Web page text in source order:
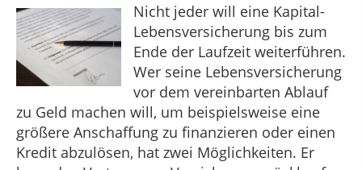
Nicht jeder will eine Kapital-
Lebensversicherung bis zum
Ende der Laufzeit weiterführen.
Wer seine Lebensversicherung
vor dem vereinbarten Ablauf
zu Geld machen will, um beispielsweise eine
größere Anschaffung zu finanzieren oder einen
Kredit abzulösen, hat zwei Möglichkeiten. Er